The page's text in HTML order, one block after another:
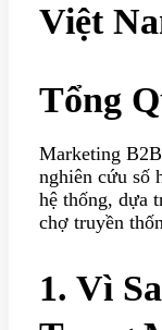
Việt
Tổng
Marketing
nghiên cứu số
hệ thống, dựa
chợ truyền
1. Vì